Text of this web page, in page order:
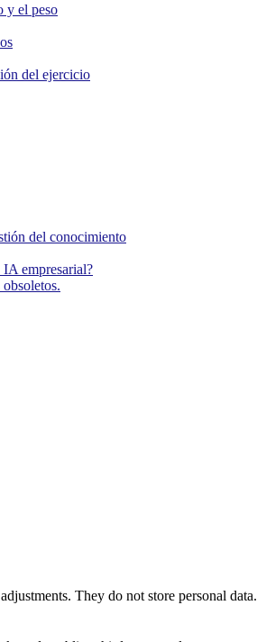
y el peso
del ejercicio
del conocimiento
empresarial?
They do not store personal data.